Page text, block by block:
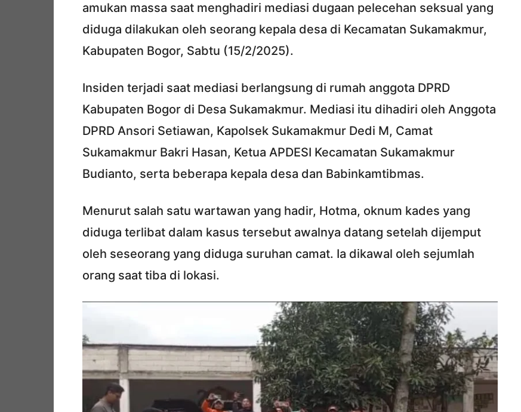
amukan massa saat menghadiri mediasi dugaan pelecehan seksual yang
diduga dilakukan oleh seorang kepala desa di Kecamatan Sukamakmur,
Kabupaten Bogor, Sabtu (15/2/2025).
Insiden terjadi saat mediasi berlangsung di rumah anggota DPRD
Kabupaten Bogor di Desa Sukamakmur. Mediasi itu dihadiri oleh Anggota
DPRD Ansori Setiawan, Kapolsek Sukamakmur Dedi M, Camat
Sukamakmur Bakri Hasan, Ketua APDESI Kecamatan Sukamakmur
Budianto, serta beberapa kepala desa dan Babinkamtibmas.
Menurut salah satu wartawan yang hadir, Hotma, oknum kades yang
diduga terlibat dalam kasus tersebut awalnya datang setelah dijemput
oleh seseorang yang diduga suruhan camat. Ia dikawal oleh sejumlah
orang saat tiba di lokasi.